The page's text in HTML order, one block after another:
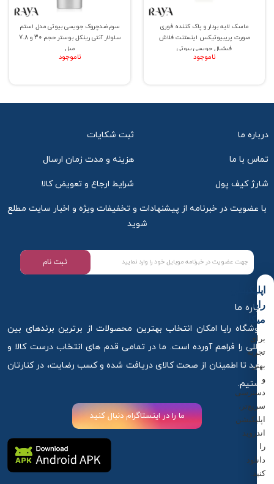
ماسک لایه بردار و پاک کننده فوری
صورت پریبیوتیکس اینستنت فلاش
فیشیال جویسی بیوتی
ناموجود
سرم ضدچروک جویسی بیوتی مدل استم
سلولار آنتی رینکل بوستر حجم 30 و 7.8
میل
ناموجود
درباره ما ثبت شکایات
تماس با ما هزینه و مدت زمان ارسال
شارژ کیف پول شرایط ارجاع و تعویض کالا
با عضویت در خبرنامه از پیشنهادات و تخفیفات ویژه و اخبار سایت مطلع
شوید
ثبت نام
درباره ما
فروشگاه رایا امکان انتخاب بهترین محصولات از برترین برندهای بین
المللی را فراهم آورده است. ما در تمامی قدم های انتخاب درست کالا و
خرید تا اطمینان از صحت کالای دریافت شده و کسب رضایت، در کنارتان
هستیم.
ما را در اینستاگرام دنبال کنید
اپلیکیشن
رایا
میکاپ
برای
تجربه
بهتر
و
دسترسی
سریع‌تر،
اپلیکیشن
اندروید
را
دانلود
کنید.